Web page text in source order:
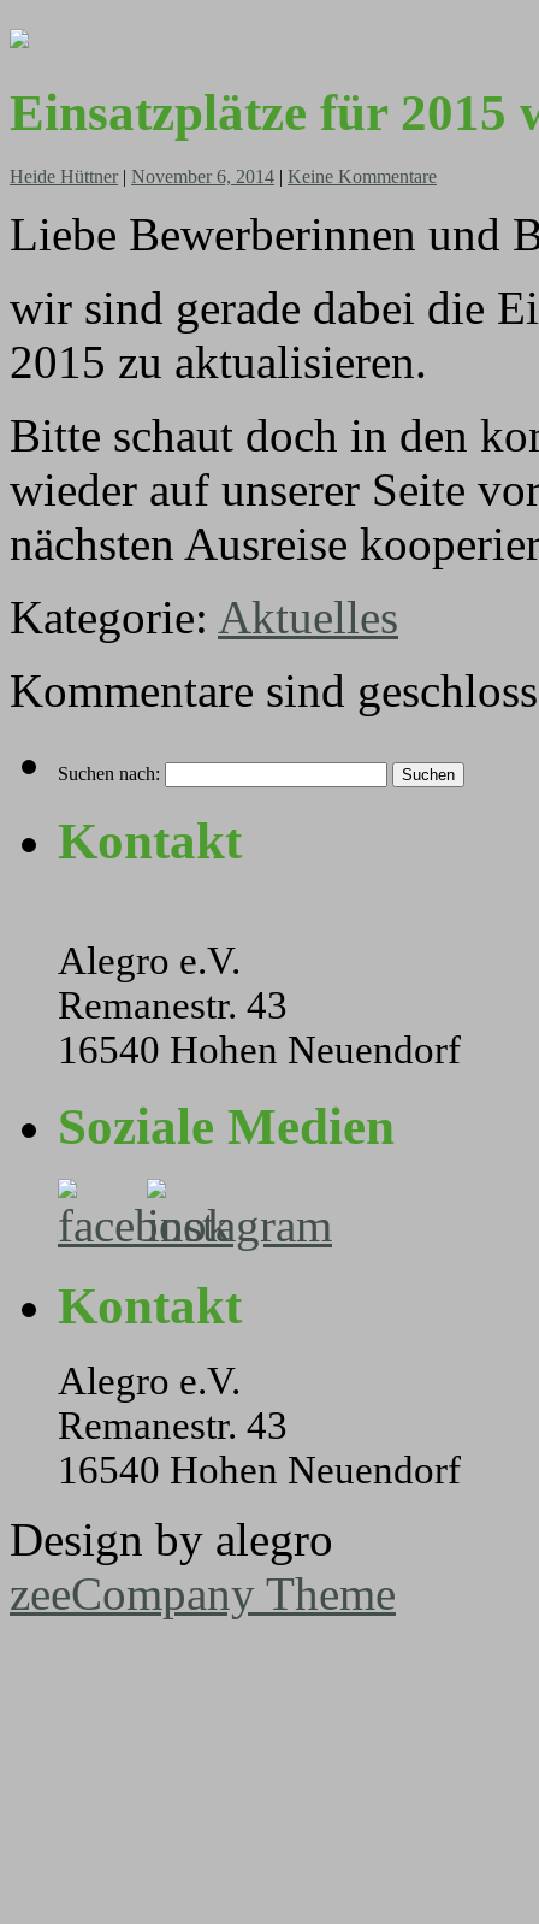
Einsatzplätze für 2015
Heide Hüttner | November 6, 2014 | Keine Kommentare
Liebe Bewerberinnen und
wir sind gerade dabei die
2015 zu aktualisieren.
Bitte schaut doch in den
wieder auf unserer Seite
nächsten Ausreise
Kategorie: Aktuelles
Kommentare sind
Suchen nach:
Kontakt
Alegro e.V.
Remanestr. 43
16540 Hohen Neuendorf
Soziale Medien
Kontakt
Alegro e.V.
Remanestr. 43
16540 Hohen Neuendorf
Design by alegro
zeeCompany Theme